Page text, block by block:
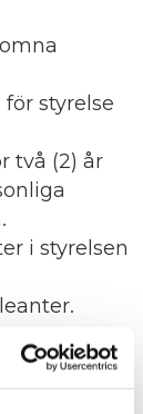
styrelse
två (2) år
i styrelsen